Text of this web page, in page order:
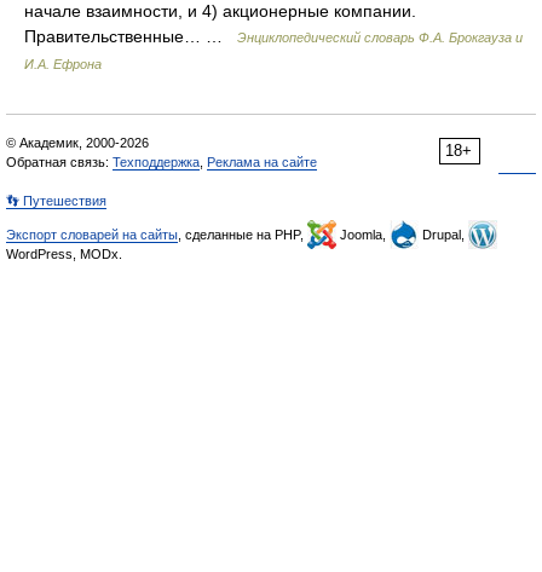
начале взаимности, и 4) акционерные компании.
Правительственные… …
Энциклопедический словарь Ф.А. Брокгауза и
И.А. Ефрона
18+
© Академик, 2000-2026
Обратная связь: Техподдержка Реклама на сайте
👣 Путешествия
Экспорт словарей на сайты , сделанные на PHP, Joomla,
Drupal,
WordPress, MODx.